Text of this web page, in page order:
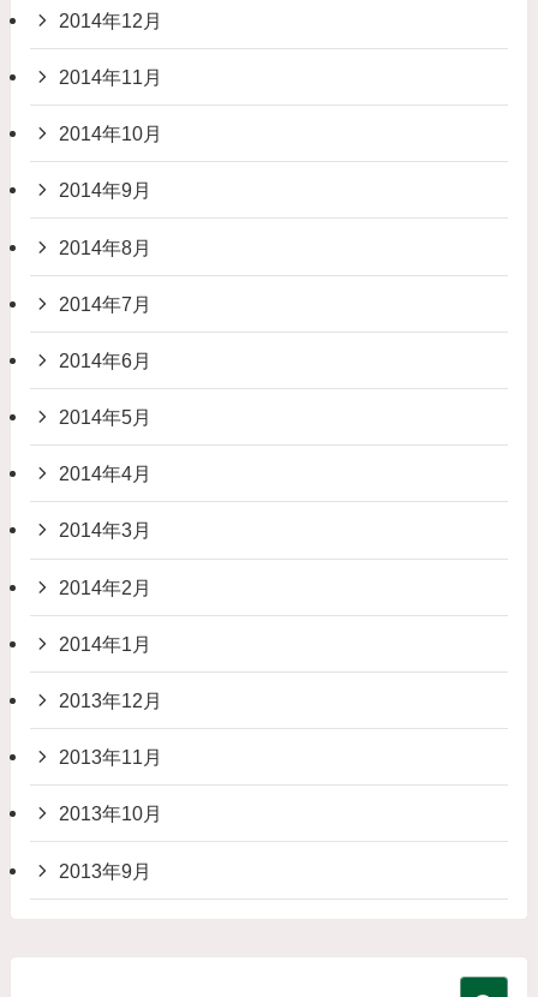
2014年12月
2014年11月
2014年10月
2014年9月
2014年8月
2014年7月
2014年6月
2014年5月
2014年4月
2014年3月
2014年2月
2014年1月
2013年12月
2013年11月
2013年10月
2013年9月